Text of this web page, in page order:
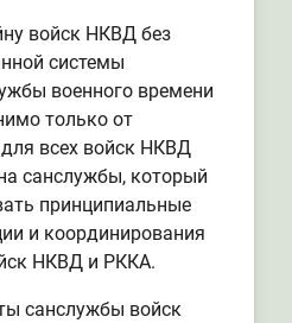
войск НКВД без
системы
военного времени
только от
всех войск НКВД
санслужбы, который
принципиальные
и координирования
НКВД и РККА.
санслужбы войск